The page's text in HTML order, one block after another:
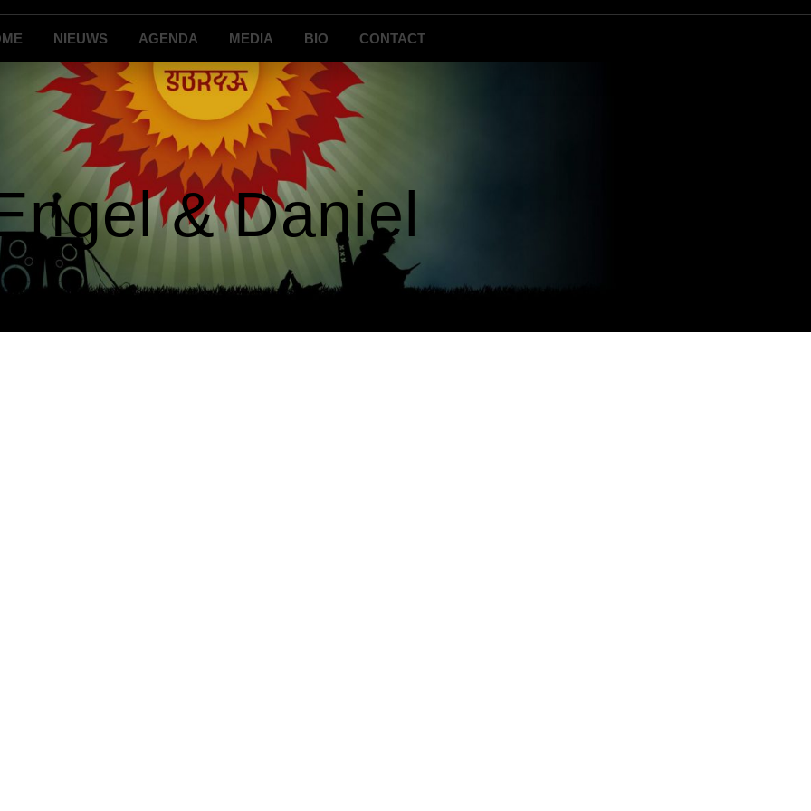
NIEUWS AGENDA MEDIA BIO CONTACT
& Daniel